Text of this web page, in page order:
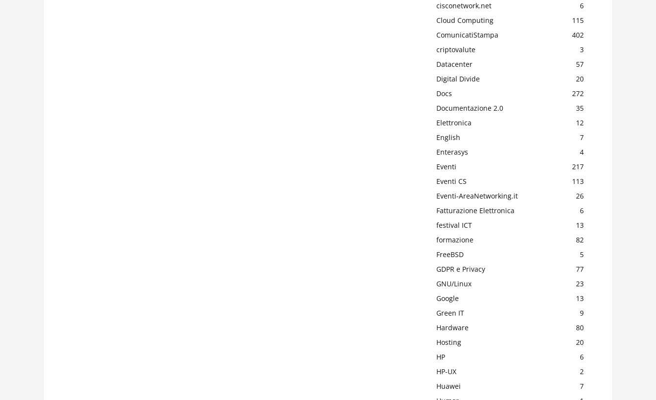
cisconetwork.net
6
Cloud Computing
115
ComunicatiStampa
402
criptovalute
3
Datacenter
57
Digital Divide
20
Docs
272
Documentazione 2.0
35
Elettronica
12
English
7
Enterasys
4
Eventi
217
Eventi CS
113
Eventi-AreaNetworking.it
26
Fatturazione Elettronica
6
festival ICT
13
formazione
82
FreeBSD
5
GDPR e Privacy
77
GNU/Linux
23
Google
13
Green IT
9
Hardware
80
Hosting
20
HP
6
HP-UX
2
Huawei
7